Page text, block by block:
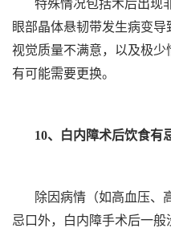
特殊情况包括术后出现
眼部晶体悬韧带发生病变
视觉质量不满意，以及极
有可能需要更换。
10、白内障术后饮食有
除因病情（如高血压、
忌口外，白内障手术后一